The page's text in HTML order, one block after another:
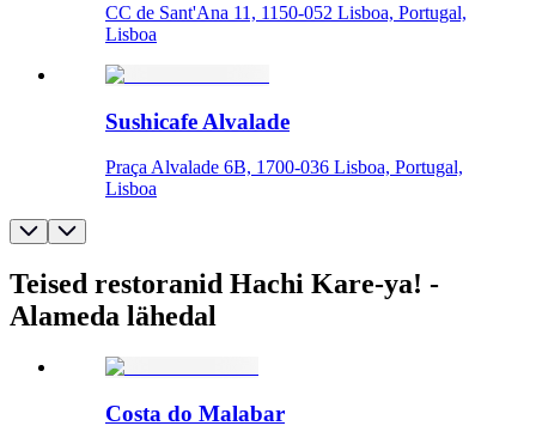
CC de Sant'Ana 11, 1150-052 Lisboa, Portugal,
Lisboa
Sushicafe Alvalade
Praça Alvalade 6B, 1700-036 Lisboa, Portugal,
Lisboa
Teised restoranid Hachi Kare-ya! -
Alameda lähedal
Costa do Malabar